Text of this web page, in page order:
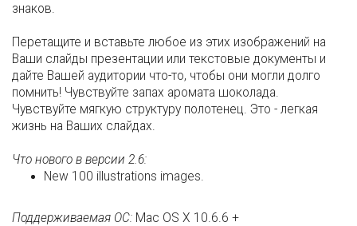
знаков.
Перетащите и вставьте любое из этих изображений на
Ваши слайды презентации или текстовые документы и
дайте Вашей аудитории что-то, чтобы они могли долго
помнить! Чувствуйте запах аромата шоколада.
Чувствуйте мягкую структуру полотенец. Это - легкая
жизнь на Ваших слайдах.
Что нового в версии 2.6:
New 100 illustrations images.
Поддерживаемая ОС: Mac OS X 10.6.6 +